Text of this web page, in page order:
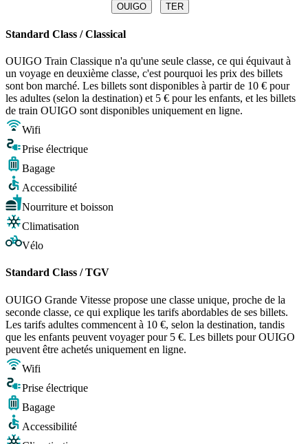
OUIGO TER
Standard Class / Classical
OUIGO Train Classique n'a qu'une seule classe, ce qui équivaut à
un voyage en deuxième classe, c'est pourquoi les prix des billets
sont bon marché. Les billets sont disponibles à partir de 10 € pour
les adultes (selon la destination) et 5 € pour les enfants, et les billets
de train OUIGO sont disponibles uniquement en ligne.
Wifi
Prise électrique
Bagage
Accessibilité
Nourriture et boisson
Climatisation
Vélo
Standard Class / TGV
OUIGO Grande Vitesse propose une classe unique, proche de la
seconde classe, ce qui explique les tarifs abordables de ses billets.
Les tarifs adultes commencent à 10 €, selon la destination, tandis
que les enfants peuvent voyager pour 5 €. Les billets pour OUIGO
peuvent être achetés uniquement en ligne.
Wifi
Prise électrique
Bagage
Accessibilité